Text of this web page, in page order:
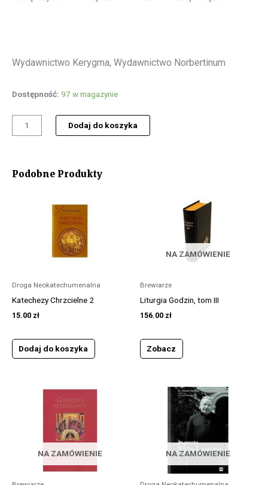
Wydawnictwo Kerygma, Wydawnictwo Norbertinum
Dostępność: 97 w magazynie
ilość
Dodaj do koszyka
Podobne Produkty
Droga Neokatechumenalna
Katechezy Chrzcielne 2
15.00 zł
Dodaj do koszyka
NA ZAMÓWIENIE
Brewiarze
Liturgia Godzin, tom III
156.00 zł
Zobacz
NA ZAMÓWIENIE NA ZAMÓWIENIE